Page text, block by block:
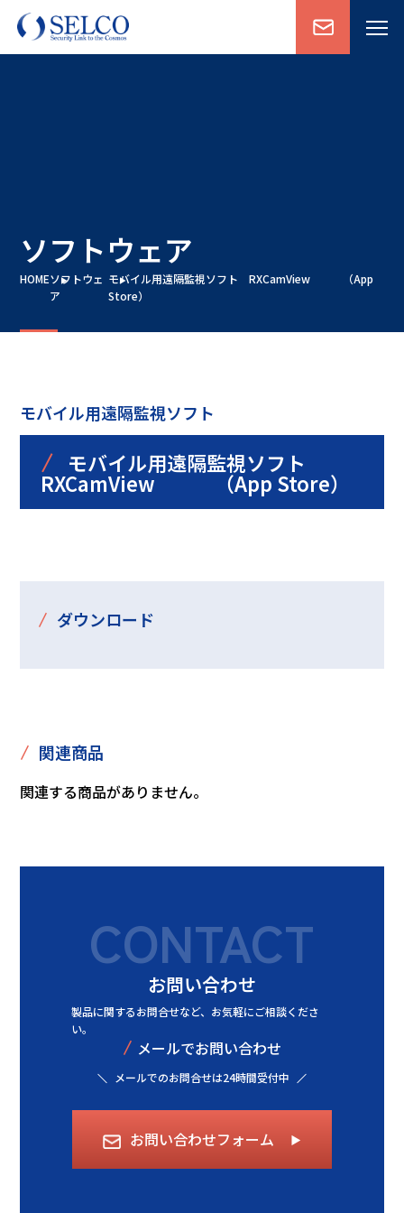
ソフトウェア
HOMEソフトウェ
ア
モバイル用遠隔監視ソフト RXCamView （App
Store）
モバイル用遠隔監視ソフト
/ モバイル用遠隔監視ソフト
RXCamView （App Store）
/ ダウンロード
/ 関連商品
関連する商品がありません。
CONTACT
お問い合わせ
製品に関するお問合せなど、 お気軽にご相談くださ
い。
/ メールでお問い合わせ
メールでのお問合せは24時間受付中
お問い合わせフォーム ▶︎